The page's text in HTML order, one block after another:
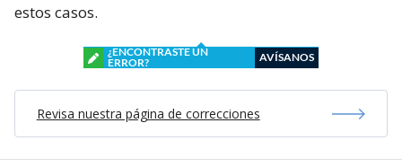
estos casos.
¿ENCONTRASTE UN
ERROR?
AVÍSANOS
Revisa nuestra página de correcciones